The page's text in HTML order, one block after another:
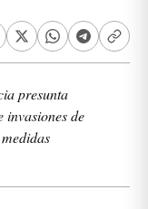
presunta
de